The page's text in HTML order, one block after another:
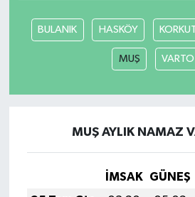
BULANIK HASKÖY
MUŞ VARTO
MUŞ AYLIK NAMAZ
İMSAK GÜNEŞ